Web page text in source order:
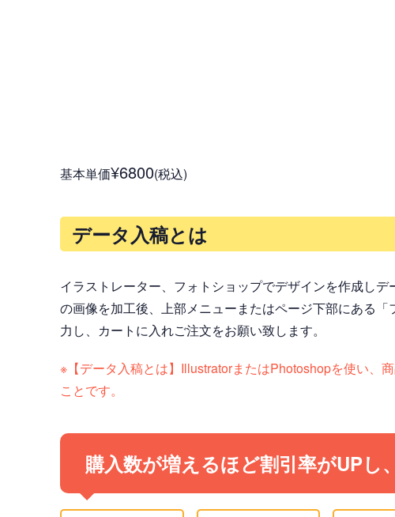
基本単価¥6800(税込)
データ入稿とは
イラストレーター、フォトショップでデザインを作成し
の画像を加工後、上部メニューまたはページ下部にある
力し、カートに入れご注文をお願い致します。
※【データ入稿とは】IllustratorまたはPhotoshopを使い、
ことです。
購入数が増えるほど割引率がUP